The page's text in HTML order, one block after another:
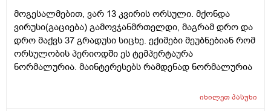
მის მშობლებს?
მოგესალმებით, ვარ 13 კვირის ორსული. მქონდა
ვირუსი(გაციება) გამოვჯანმრთელდი, მაგრამ დრო და
დრო მაქვს 37 გრადუსი სიცხე. ექიმები მეუბნებიან რომ
ორსულობის პერიოდში ეს ტემპერტაურა
ნორმალურია. მაინტერესებს რამდენად ნორმალურია
იხილეთპასუხი